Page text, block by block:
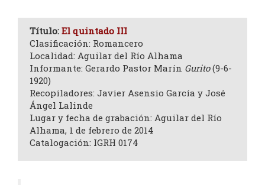
Título: El quintado III
Clasificación: Romancero
Localidad: Aguilar del Río Alhama
Informante: Gerardo Pastor Marín Gurito(9-6-
1920)
Recopiladores: Javier Asensio García y José
Ángel Lalinde
Lugar y fecha de grabación: Aguilar del Río
Alhama, 1 de febrero de 2014
Catalogación: IGRH 0174